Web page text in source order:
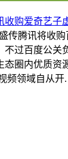
收购爱奇艺子
传腾讯将收
不过百度公关
态圈内优质资
频领域自从开.